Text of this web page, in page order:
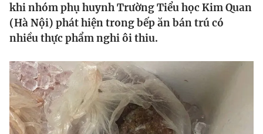
Tin tức
Thế giới đó đây
Câu chuyện quốc tế
Kinh tế
Thị trường
Góc doanh nghiệp
Dữ liệu và đời sống
Truyền hình
Phim VTV
Giải trí
khi nhóm phụ huynh Trường Tiểu học Kim Quan
(Hà Nội) phát hiện trong bếp ăn bán trú có
nhiều thực phẩm nghi ôi thiu.